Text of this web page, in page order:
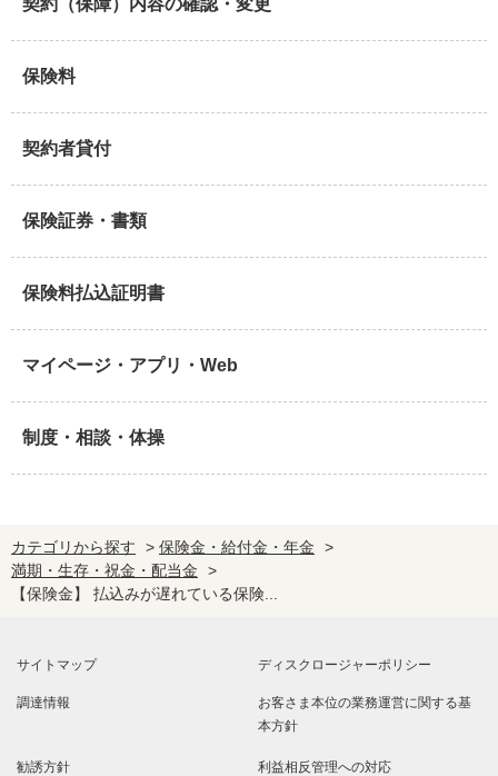
保険料
契約者貸付
保険証券・書類
保険料払込証明書
マイページ・アプリ・Web
制度・相談・体操
カテゴリから探す > 保険金・給付金・年金
>
満期・生存・祝金・配当金
>
【保険金】 払込みが遅れている保険...
サイトマップ ディスクロージャーポリシー
調達情報 お客さま本位の業務運営に関する基
本方針
勧誘方針 利益相反管理への対応